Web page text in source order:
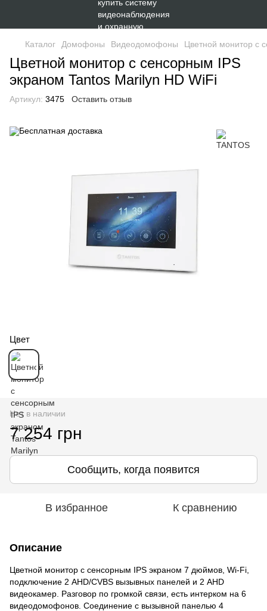
Каталог Домофоны Видеодомофоны Цветной монитор с
Цветной монитор с сенсорным IPS
экраном Tantos Marilyn HD WiFi
Артикул: 3475 Оставить отзыв
Цвет
Нет в наличии
7 254 грн
Сообщить, когда появится
В избранное К сравнению
Описание
Цветной монитор с сенсорным IPS экраном 7 дюймов, Wi-Fi,
подключение 2 AHD/CVBS вызывных панелей и 2 AHD
видеокамер. Разговор по громкой связи, есть интерком на 6
видеодомофонов. Соединение с вызывной панелью 4